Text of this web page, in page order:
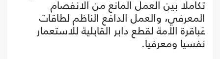
تكاملا بين العمل المانع من الانفصام
المعرفي، والعمل الدافع الناظم لطاقات
عَباقرة الأمة لقطع دابر القابلية للاستعمار
نفسيا ومعرفيا.